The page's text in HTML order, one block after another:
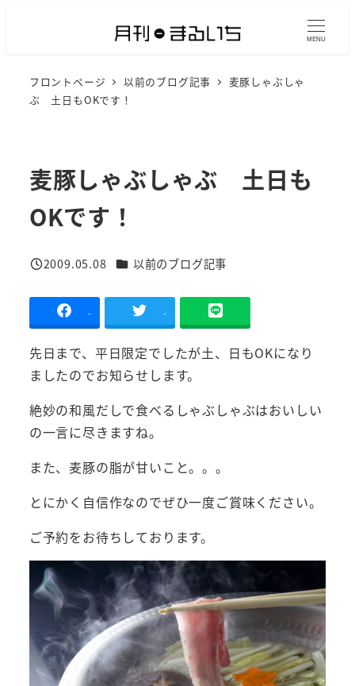
MENU
フロントページ 以前のブログ記事
麦豚しゃぶしゃ
ぶ 土日もOKです！
麦豚しゃぶしゃぶ 土日も
OKです！
投稿日
2009.05.08 カテゴリー
以前のブログ記事
- -
先日まで、平日限定でしたが土、日もOKになり
ましたのでお知らせします。
絶妙の和風だしで食べるしゃぶしゃぶはおいしい
の一言に尽きますね。
また、麦豚の脂が甘いこと。。。
とにかく自信作なのでぜひ一度ご賞味ください。
ご予約をお待ちしております。